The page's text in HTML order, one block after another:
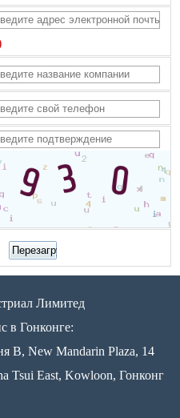
Лимитед
в Гонконге:
B, New Mandarin Plaza, 14
Tsui East, Kowloon, Гонконг